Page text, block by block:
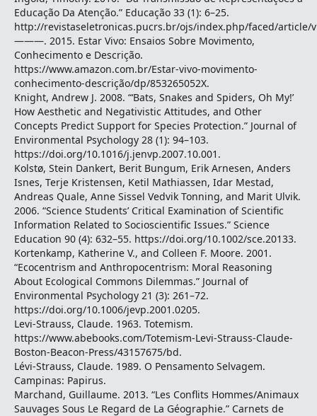
Educação Da Atenção.” Educação 33 (1): 6–25.
http://revistaseletronicas.pucrs.br/ojs/index.php/faced/article/
———. 2015. Estar Vivo: Ensaios Sobre Movimento,
Conhecimento e Descrição.
https://www.amazon.com.br/Estar-vivo-movimento-
conhecimento-descrição/dp/853265052X.
Knight, Andrew J. 2008. “‘Bats, Snakes and Spiders, Oh My!’
How Aesthetic and Negativistic Attitudes, and Other
Concepts Predict Support for Species Protection.” Journal of
Environmental Psychology 28 (1): 94–103.
https://doi.org/10.1016/j.jenvp.2007.10.001.
Kolstø, Stein Dankert, Berit Bungum, Erik Arnesen, Anders
Isnes, Terje Kristensen, Ketil Mathiassen, Idar Mestad,
Andreas Quale, Anne Sissel Vedvik Tonning, and Marit Ulvik.
2006. “Science Students’ Critical Examination of Scientific
Information Related to Socioscientific Issues.” Science
Education 90 (4): 632–55. https://doi.org/10.1002/sce.20133.
Kortenkamp, Katherine V., and Colleen F. Moore. 2001.
“Ecocentrism and Anthropocentrism: Moral Reasoning
About Ecological Commons Dilemmas.” Journal of
Environmental Psychology 21 (3): 261–72.
https://doi.org/10.1006/jevp.2001.0205.
Levi-Strauss, Claude. 1963. Totemism.
https://www.abebooks.com/Totemism-Levi-Strauss-Claude-
Boston-Beacon-Press/43157675/bd.
Lévi-Strauss, Claude. 1989. O Pensamento Selvagem.
Campinas: Papirus.
Marchand, Guillaume. 2013. “Les Conflits Hommes/Animaux
Sauvages Sous Le Regard de La Géographie.” Carnets de